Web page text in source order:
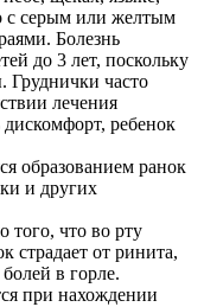
с серым или желтым
Болезнь
до 3 лет, поскольку
Груднички часто
лечения
дискомфорт, ребенок
образованием ранок
и других
что во рту
страдает от ринита,
в горле.
при нахождении